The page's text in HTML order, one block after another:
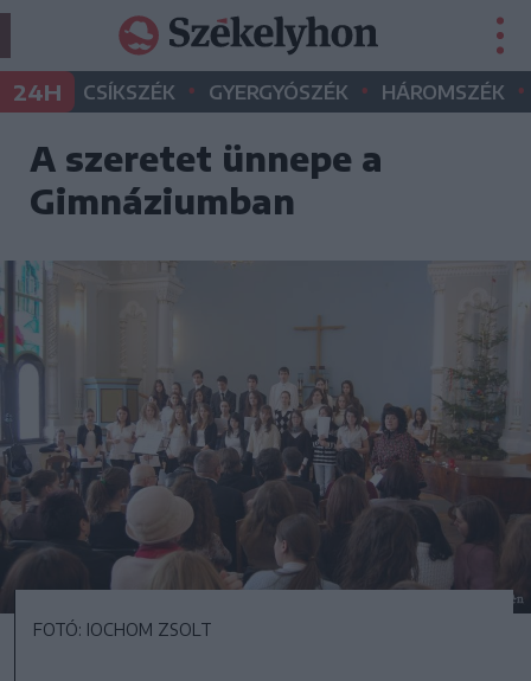
24H CSÍKSZÉK • GYERGYÓSZÉK • HÁROMSZÉK •
A szeretet ünnepe a
Gimnáziumban
FOTÓ: IOCHOM ZSOLT